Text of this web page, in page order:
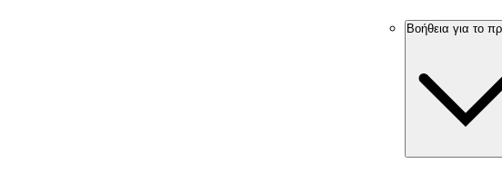
Βοήθεια για το